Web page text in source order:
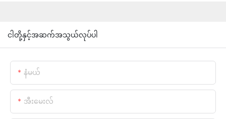
ငါတို့နှင့်အဆက်အသွယ်လုပ်ပါ
နံမယ်
အီးမေးလ်